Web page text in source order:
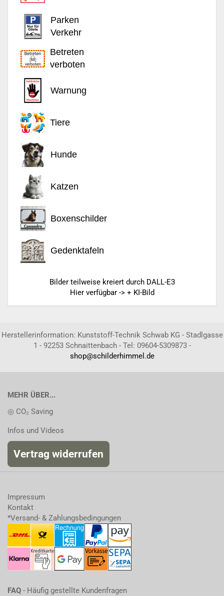
Parken
Verkehr
Betreten
verboten
Warnung
Tiere
Hunde
Katzen
Boxenschilder
Gedenktafeln
Bilder teilweise kreiert durch DALL-E3
Hier verfügbar -> + KI-Bild
Herstellerinformation: Kunststoff-Technik Schwab KG - Stadlgasse
1 - 92253 Schnaittenbach - Tel: 09604-5309873 -
shop@schilderhimmel.de
MEHR ÜBER...
◎ CO₂ Saving
Infos und Videos
Vertrag widerrufen
Impressum
Kontakt
*Versand- & Zahlungsbedingungen
FAQ - Häufig gestellte Kundenfragen